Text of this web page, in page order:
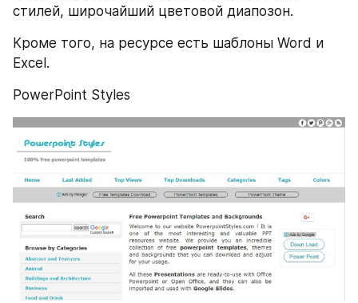
стилей, широчайший цветовой диапозон.
Кроме того, на ресурсе есть шаблоны Word и
Excel.
PowerPoint Styles